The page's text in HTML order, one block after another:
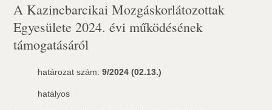
A Kazincbarcikai Mozgáskorlátozottak
Egyesülete 2024. évi működésének
támogatásáról
határozat szám:9/2024 (02.13.)
hatályos